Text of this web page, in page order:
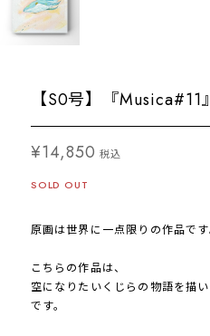
【S0号】『Musica#11』
¥14,850 税込
SOLD OUT
原画は世界に一点限りの作品です
こちらの作品は、
空になりたいくじらの物語を描
です。